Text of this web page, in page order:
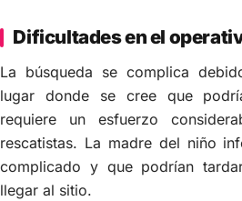
Dificultades en el
La búsqueda se complica
lugar donde se cree que
requiere un esfuerzo
rescatistas. La madre del niño
complicado y que podrían
llegar al sitio.